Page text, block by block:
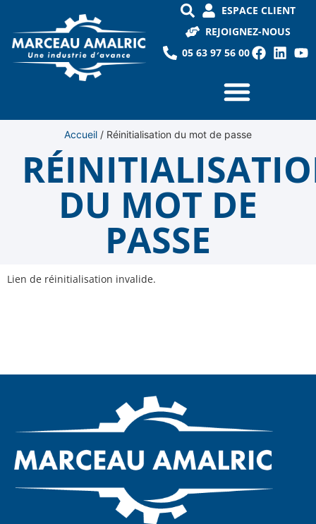
ESPACE CLIENT
REJOIGNEZ-NOUS
05 63 97 56 00
Accueil / Réinitialisation du mot de passe
DU MOT DE
PASSE
Lien de réinitialisation invalide.